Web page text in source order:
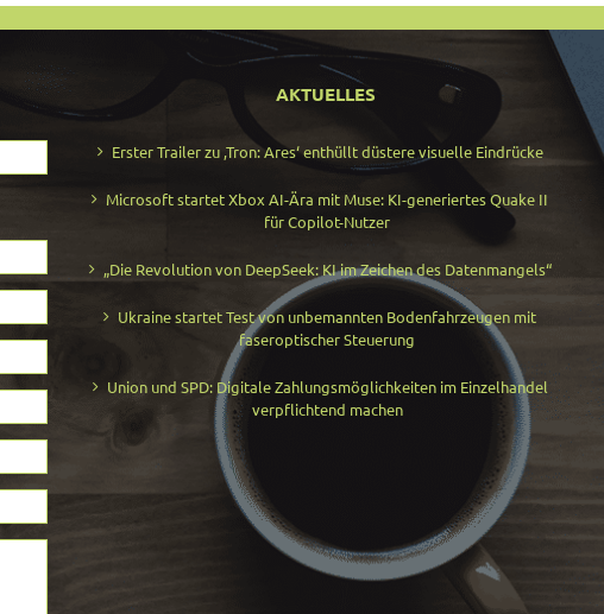
AKTUELLES
Erster Trailer zu ‚Tron: Ares‘ enthüllt düstere visuelle Eindrücke
Microsoft startet Xbox AI-Ära mit Muse: KI-generiertes Quake II
für Copilot-Nutzer
„Die Revolution von DeepSeek: KI im Zeichen des Datenmangels“
Ukraine startet Test von unbemannten Bodenfahrzeugen mit
faseroptischer Steuerung
Union und SPD: Digitale Zahlungsmöglichkeiten im Einzelhandel
verpflichtend machen